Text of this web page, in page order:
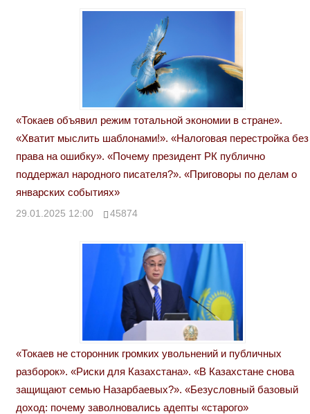
«Токаев объявил режим тотальной экономии в стране».
«Хватит мыслить шаблонами!». «Налоговая перестройка без
права на ошибку». «Почему президент РК публично
поддержал народного писателя?». «Приговоры по делам о
январских событиях»
29.01.2025 12:00 45874
«Токаев не сторонник громких увольнений и публичных
разборок». «Риски для Казахстана». «В Казахстане снова
защищают семью Назарбаевых?». «Безусловный базовый
доход: почему заволновались адепты «старого»